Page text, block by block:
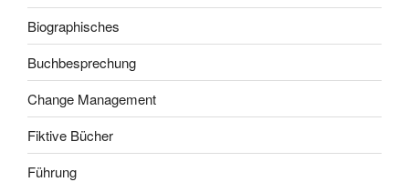
Biographisches
Buchbesprechung
Change Management
Fiktive Bücher
Führung